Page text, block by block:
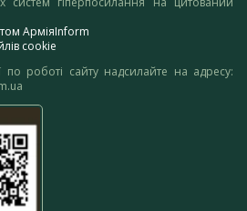
АрміяInform
cookie
по роботі сайту надсилайте на адресу: